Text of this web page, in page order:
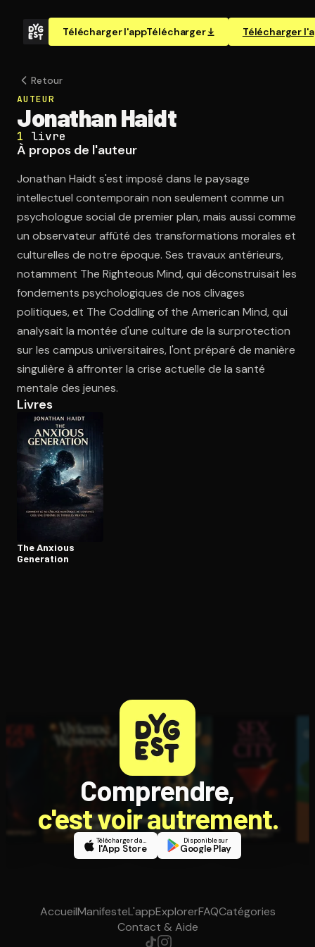
Télécharger l'appTélécharger Télécharger
Retour
AUTEUR
Jonathan Haidt
1 livre
À propos de l'auteur
Jonathan Haidt s'est imposé dans le paysage
intellectuel contemporain non seulement comme un
psychologue social de premier plan, mais aussi comme
un observateur affûté des transformations morales et
culturelles de notre époque. Ses travaux antérieurs,
notamment The Righteous Mind, qui déconstruisait les
fondements psychologiques de nos clivages
politiques, et The Coddling of the American Mind, qui
analysait la montée d'une culture de la surprotection
sur les campus universitaires, l'ont préparé de manière
singulière à affronter la crise actuelle de la santé
mentale des jeunes.
Livres
The Anxious
Generation
Comprendre,
c'est voir autrement.
Télécharger dans
l'App Store
Disponible sur
Google Play
AccueilManifesteL'appExplorerFAQCatégories
Contact & Aide